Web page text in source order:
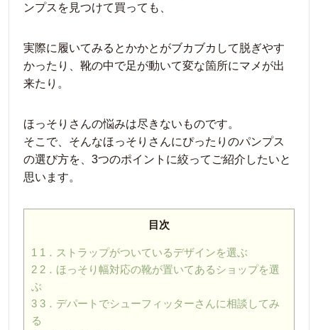
ンプスを見つけて買っても、
実際に履いてみるとかかとがブカブカして脱ぎやす
かったり、靴の中で足が動いて変な箇所にマメが出
来たり。
ほっそりさんの悩みは尽きないものです。
そこで、そんなほっそりさんにぴったりのパンプス
の選び方を、3つのポイントに絞ってご紹介したいと
思います。
目次
1 1．ストラップがついているデザインを選ぶ
2 2．ほっそり幅対応の靴が置いてあるショップを選
ぶ
3 3．デパートでシューフィッターさんに相談してみ
る